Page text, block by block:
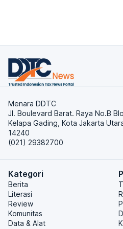
Menara DDTC
Jl. Boulevard Barat. Raya No.B
Kelapa Gading, Kota Jakarta
14240
(021) 29382700
Kategori
Berita
Literasi
Review
Komunitas
Data & Alat